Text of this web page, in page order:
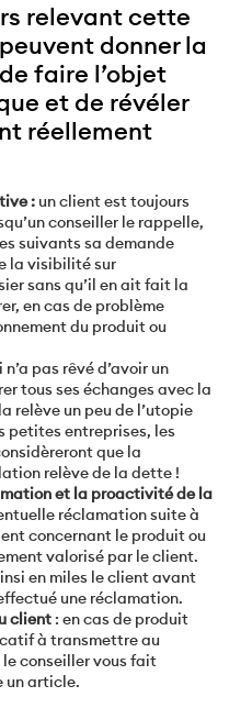
relevant cette
donner la
faire l’objet
et de révéler
réellement
: un client est toujours
conseiller le rappelle,
suivants sa demande
la visibilité sur
sans qu’il en ait fait la
en cas de problème
du produit ou
pas rêvé d’avoir un
tous ses échanges avec la
relève un peu de l’utopie
petites entreprises, les
que la
relève de la dette !
et la proactivité de la
réclamation suite à
concernant le produit ou
valorisé par le client.
en miles le client avant
une réclamation.
client : en cas de produit
à transmettre au
le conseiller vous fait
un article.